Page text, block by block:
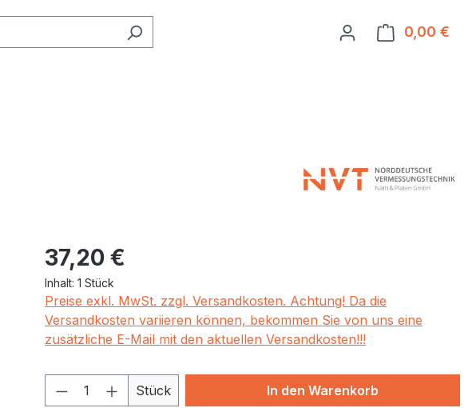
0,00 €
Regulärer Preis:
37,20 €
Inhalt: 1 Stück
Preise exkl. MwSt. zzgl. Versandkosten. Achtung! Da die
Versandkosten variieren können, bekommen Sie von uns eine
zusätzliche E-Mail mit den aktuellen Versandkosten!!!
Produkt Anzahl: Gib den gewünschten Wert
Stück In den Warenkorb